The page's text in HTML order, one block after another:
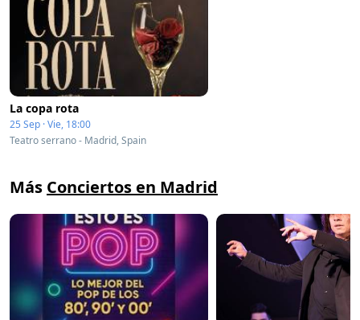
La copa rota
25 Sep · Vie, 18:00
Teatro serrano - Madrid, Spain
Más Conciertos en Madrid